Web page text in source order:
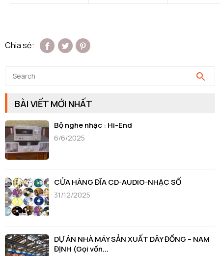
Chia sẻ:
BÀI VIẾT MỚI NHẤT
Bộ nghe nhạc : Hi-End
6/6/2025
CỬA HÀNG ĐĨA CD-AUDIO-NHẠC SỐ
31/12/2025
DỰ ÁN NHÀ MÁY SẢN XUẤT DÂY ĐỒNG – NAM
ĐỊNH (Gọi vốn...